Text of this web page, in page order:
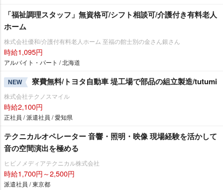
「福祉調理スタッフ」無資格可/シフト相談可/介護付き有料老人
ホーム
株式会社優和/介護付有料老人ホーム 至福の館士別の金さん銀さん
時給1,095円
アルバイト・パート / 北海道
NEW 寮費無料/トヨタ自動車 堤工場で部品の組立製造/tutumi
株式会社テクノスマイル
時給2,100円
正社員 / 派遣社員 / 愛知県
テクニカルオペレーター 音響・照明・映像 現場経験を活かして
音の空間演出を極める
ヒビノメディアテクニカル株式会社
時給1,700円～2,500円
派遣社員 / 東京都